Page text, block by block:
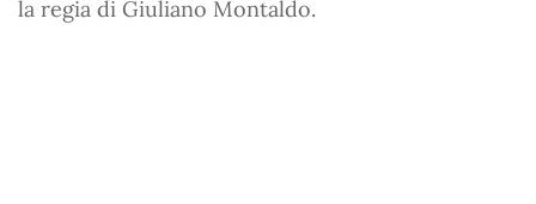
la regia di Giuliano Montaldo.